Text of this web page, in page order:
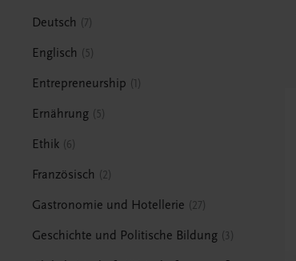
Deutsch 7
Englisch 5
Entrepreneurship 1
Ernährung 5
Ethik 6
Französisch 2
Gastronomie und Hotellerie 27
Geschichte und Politische Bildung 3